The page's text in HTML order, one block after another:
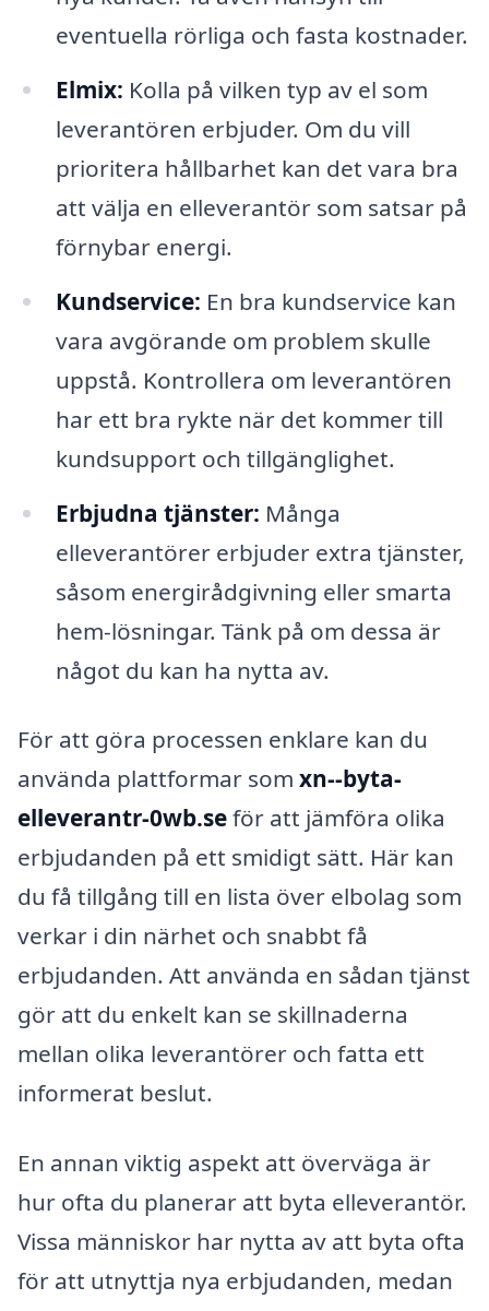
eventuella rörliga och fasta kostnader.
Elmix: Kolla på vilken typ av el som
leverantören erbjuder. Om du vill
prioritera hållbarhet kan det vara bra
att välja en elleverantör som satsar på
förnybar energi.
Kundservice: En bra kundservice kan
vara avgörande om problem skulle
uppstå. Kontrollera om leverantören
har ett bra rykte när det kommer till
kundsupport och tillgänglighet.
Erbjudna tjänster: Många
elleverantörer erbjuder extra tjänster,
såsom energirådgivning eller smarta
hem-lösningar. Tänk på om dessa är
något du kan ha nytta av.
För att göra processen enklare kan du
använda plattformar som xn--byta-
elleverantr-0wb.seför att jämföra olika
erbjudanden på ett smidigt sätt. Här kan
du få tillgång till en lista över elbolag som
verkar i din närhet och snabbt få
erbjudanden. Att använda en sådan tjänst
gör att du enkelt kan se skillnaderna
mellan olika leverantörer och fatta ett
informerat beslut.
En annan viktig aspekt att överväga är
hur ofta du planerar att byta elleverantör.
Vissa människor har nytta av att byta ofta
för att utnyttja nya erbjudanden, medan